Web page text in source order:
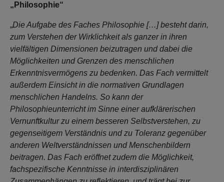
„Philosophie“
„Die Aufgabe des Faches Philosophie […] besteht darin,
zum Verstehen der Wirklichkeit als ganzer in ihren
vielfältigen Dimensionen beizutragen und dabei die
Möglichkeiten und Grenzen des menschlichen
Erkenntnisvermögens zu bedenken. Das Fach vermittelt
außerdem Einsicht in die normativen Grundlagen
menschlichen Handelns. So kann der
Philosophieunterricht im Sinne einer aufklärerischen
Vernunftkultur zu einem besseren Selbstverstehen, zu
gegenseitigem Verständnis und zu Toleranz gegenüber
anderen Weltverständnissen und Menschenbildern
beitragen. Das Fach eröffnet zudem die Möglichkeit,
fachspezifische Kenntnisse in interdisziplinären